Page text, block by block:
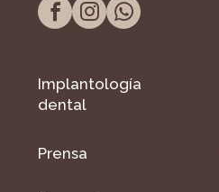
Implantología
dental
Prensa